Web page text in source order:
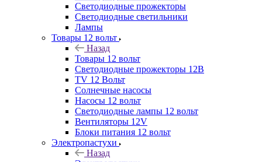
Светодиодные прожекторы
Светодиодные светильники
Лампы
Товары 12 вольт
Назад
Товары 12 вольт
Светодиодные прожекторы 12В
TV 12 Вольт
Солнечные насосы
Насосы 12 вольт
Светодиодные лампы 12 вольт
Вентиляторы 12V
Блоки питания 12 вольт
Электропастухи
Назад